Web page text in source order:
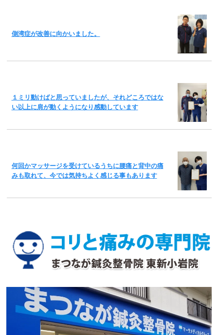
側湾症が改善に向かいました。
１ミリ動けばと思っていましたが、それどころではな
い以上に肩が動くようになり感動しています
何回かマッサージを受けているうちに腰痛と背中の痛
みも取れて、今では気持ちよく感じる事もあります